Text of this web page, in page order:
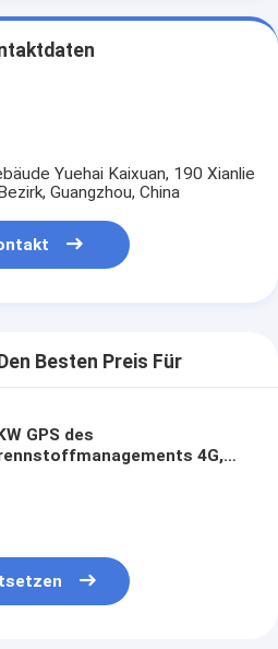
Yuehai Kaixuan, 190 Xianlie
Guangzhou, China
Besten Preis Für
GPS des
4G,